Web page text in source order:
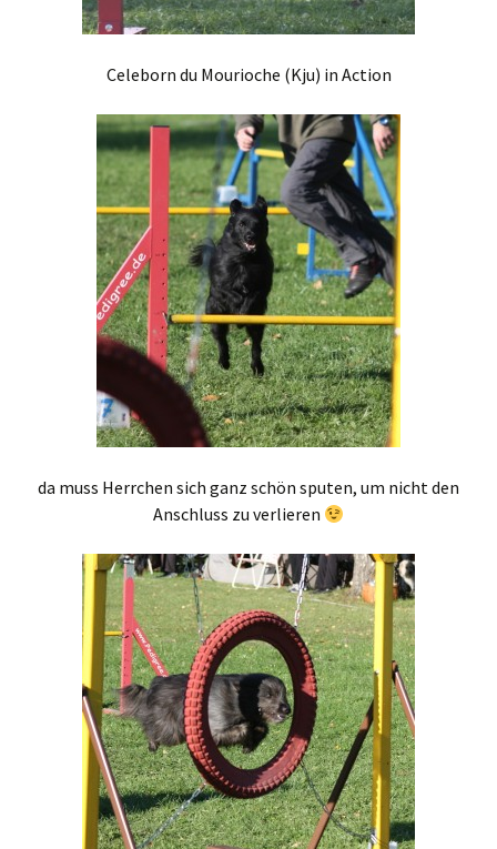
Celeborn du Mourioche (Kju) in Action
da muss Herrchen sich ganz schön sputen, um nicht den
Anschluss zu verlieren